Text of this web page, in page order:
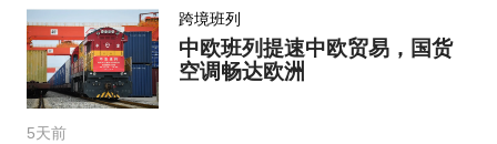
跨境班列
中欧班列提速中欧贸易，国货
空调畅达欧洲​
5天前